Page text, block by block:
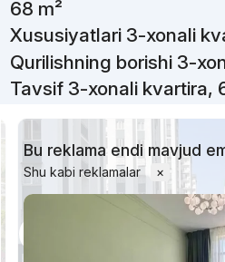
68 m²
Xususiyatlari 3-xonali
Qurilishning borishi 3-
Tavsif 3-xonali kvartira,
Bu reklama endi mavjud
Shu kabi reklamalar ×